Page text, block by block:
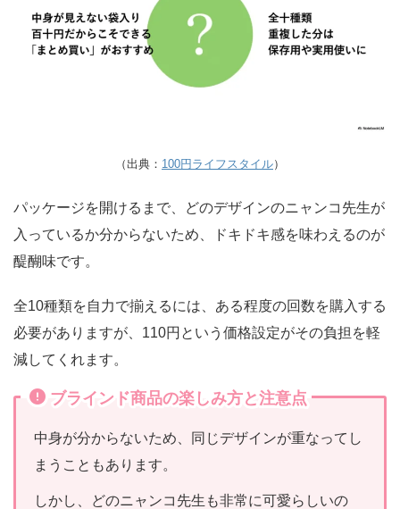
（出典： 100円ライフスタイル）
パッケージを開けるまで、どのデザインのニャンコ先生が
入っているか分からないため、ドキドキ感を味わえるのが
醍醐味です。
全10種類を自力で揃えるには、ある程度の回数を購入する
必要がありますが、110円という価格設定がその負担を軽
減してくれます。
ブラインド商品の楽しみ方と注意点
中身が分からないため、同じデザインが重なってし
まうこともあります。
しかし、どのニャンコ先生も非常に可愛らしいの